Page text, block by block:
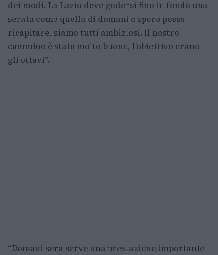
dei modi. La Lazio deve godersi fino in fondo una
serata come quella di domani e spero possa
ricapitare, siamo tutti ambiziosi. Il nostro
cammino è stato molto buono, l’obiettivo erano
gli ottavi”.
“Domani sera serve una prestazione importante